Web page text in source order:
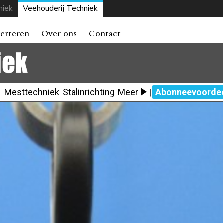
Veehouderij Techniek
Over ons Contact
Mesttechniek Stalinrichting Meer |